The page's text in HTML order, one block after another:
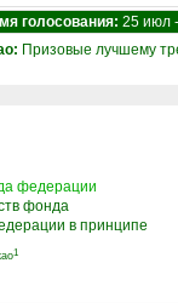
голосования: 25 июл
Призовые лучшему
федерации
фонда
в принципе
1